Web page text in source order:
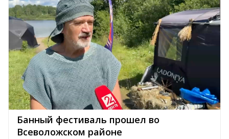
Банный фестиваль прошел во
Всеволожском районе